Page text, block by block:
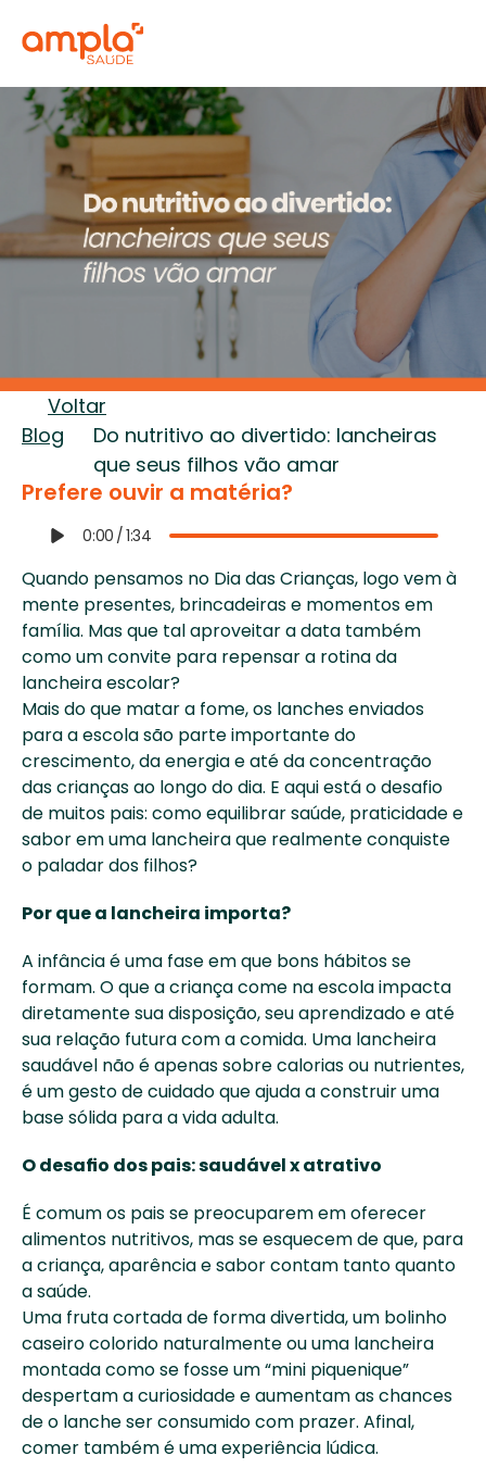
Voltar
Blog
Do nutritivo ao divertido: lancheiras
que seus filhos vão amar
Prefere ouvir a matéria?
0:00 /1:34
Quando pensamos no Dia das Crianças, logo vem à
mente presentes, brincadeiras e momentos em
família. Mas que tal aproveitar a data também
como um convite para repensar a rotina da
lancheira escolar?
Mais do que matar a fome, os lanches enviados
para a escola são parte importante do
crescimento, da energia e até da concentração
das crianças ao longo do dia. E aqui está o desafio
de muitos pais: como equilibrar saúde, praticidade e
sabor em uma lancheira que realmente conquiste
o paladar dos filhos?
Por que a lancheira importa?
A infância é uma fase em que bons hábitos se
formam. O que a criança come na escola impacta
diretamente sua disposição, seu aprendizado e até
sua relação futura com a comida. Uma lancheira
saudável não é apenas sobre calorias ou nutrientes,
é um gesto de cuidado que ajuda a construir uma
base sólida para a vida adulta.
O desafio dos pais: saudável x atrativo
É comum os pais se preocuparem em oferecer
alimentos nutritivos, mas se esquecem de que, para
a criança, aparência e sabor contam tanto quanto
a saúde.
Uma fruta cortada de forma divertida, um bolinho
caseiro colorido naturalmente ou uma lancheira
montada como se fosse um “mini piquenique”
despertam a curiosidade e aumentam as chances
de o lanche ser consumido com prazer. Afinal,
comer também é uma experiência lúdica.